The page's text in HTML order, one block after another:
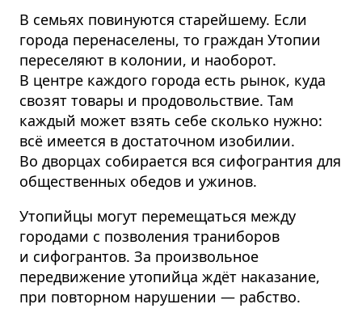
В семьях повинуются старейшему. Если
города перенаселены, то граждан Утопии
переселяют в колонии, и наоборот.
В центре каждого города есть рынок, куда
свозят товары и продовольствие. Там
каждый может взять себе сколько нужно:
всё имеется в достаточном изобилии.
Во дворцах собирается вся сифогрантия для
общественных обедов и ужинов.
Утопийцы могут перемещаться между
городами с позволения траниборов
и сифогрантов. За произвольное
передвижение утопийца ждёт наказание,
при повторном нарушении — рабство.